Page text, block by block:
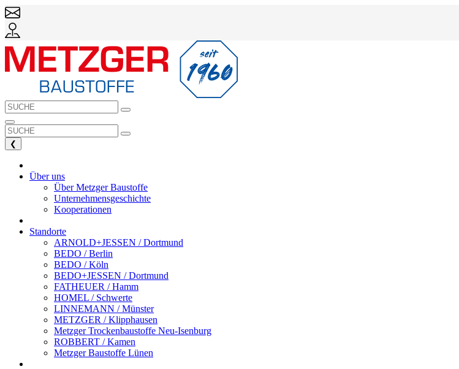
❮
Über uns
Über Metzger Baustoffe
Unternehmensgeschichte
Kooperationen
Standorte
ARNOLD+JESSEN / Dortmund
BEDO / Berlin
BEDO / Köln
BEDO+JESSEN / Dortmund
FATHEUER / Hamm
HOMEL / Schwerte
LINNEMANN / Münster
METZGER / Klipphausen
Metzger Trockenbaustoffe Neu-Isenburg
ROBBERT / Kamen
Metzger Baustoffe Lünen